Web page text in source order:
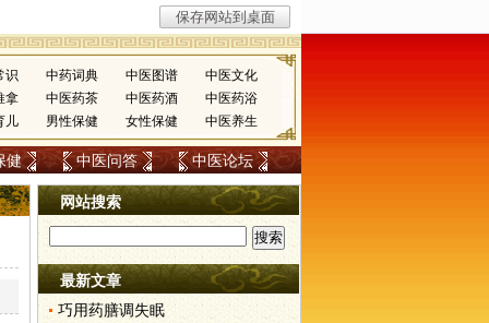
识 中药词典 中医图谱
中医文化
拿
中医药茶 中医药酒
中医药浴
儿
男性保健 女性保健 中医养生
健 中医问答 中医论坛
网站搜索
最新文章
巧用药膳调失眠